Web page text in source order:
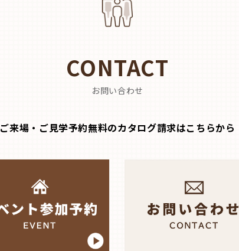
CONTACT
お問い合わせ
ご来場・ご見学予約無料のカタログ請求はこちらから